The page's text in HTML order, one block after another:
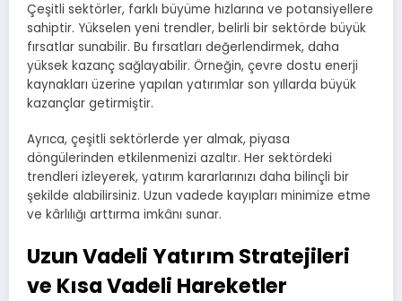
Çeşitli sektörler, farklı büyüme hızlarına ve potansiyellere
sahiptir. Yükselen yeni trendler, belirli bir sektörde büyük
fırsatlar sunabilir. Bu fırsatları değerlendirmek, daha
yüksek kazanç sağlayabilir. Örneğin, çevre dostu enerji
kaynakları üzerine yapılan yatırımlar son yıllarda büyük
kazançlar getirmiştir.
Ayrıca, çeşitli sektörlerde yer almak, piyasa
döngülerinden etkilenmenizi azaltır. Her sektördeki
trendleri izleyerek, yatırım kararlarınızı daha bilinçli bir
şekilde alabilirsiniz. Uzun vadede kayıpları minimize etme
ve kârlılığı arttırma imkânı sunar.
Uzun Vadeli Yatırım Stratejileri
ve Kısa Vadeli Hareketler